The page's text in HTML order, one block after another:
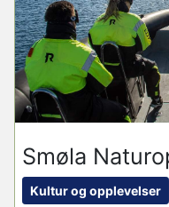
Smøla
Kultur og opplevelser